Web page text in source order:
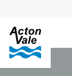
Skip to main